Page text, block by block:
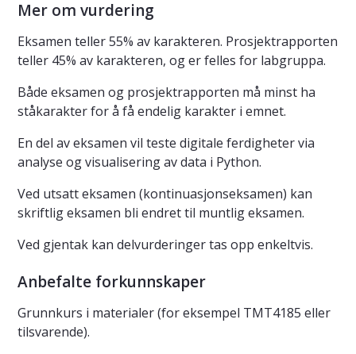
Mer om vurdering
Eksamen teller 55% av karakteren. Prosjektrapporten
teller 45% av karakteren, og er felles for labgruppa.
Både eksamen og prosjektrapporten må minst ha
ståkarakter for å få endelig karakter i emnet.
En del av eksamen vil teste digitale ferdigheter via
analyse og visualisering av data i Python.
Ved utsatt eksamen (kontinuasjonseksamen) kan
skriftlig eksamen bli endret til muntlig eksamen.
Ved gjentak kan delvurderinger tas opp enkeltvis.
Anbefalte forkunnskaper
Grunnkurs i materialer (for eksempel TMT4185 eller
tilsvarende).